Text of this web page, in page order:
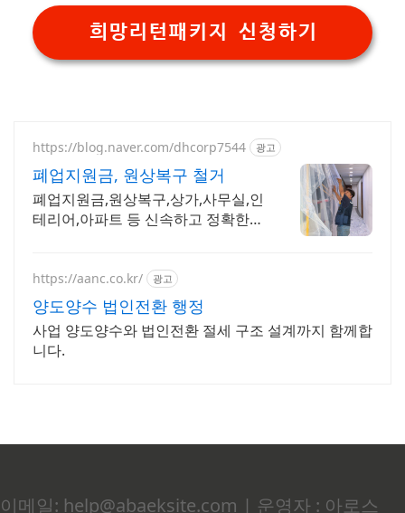
희망리턴패키지 신청하기
https://blog.naver.com/dhcorp7544 광고
폐업지원금, 원상복구 철거
폐업지원금,원상복구,상가,사무실,인
테리어,아파트 등 신속하고 정확한
https://aanc.co.kr/ 광고
양도양수 법인전환 행정
사업 양도양수와 법인전환 절세 구조 설계까지 함께합
니다.
이메일: help@abaeksite.com | 운영자 : 아로스